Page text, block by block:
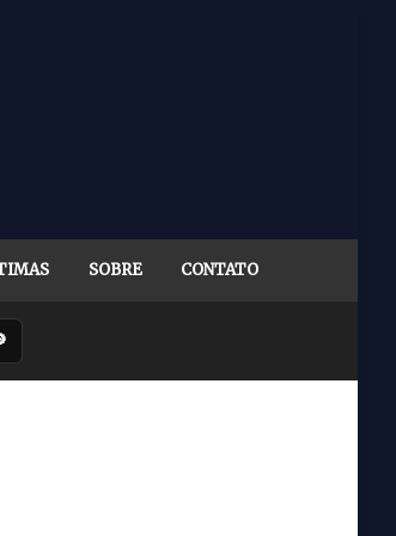
SOBRE CONTATO